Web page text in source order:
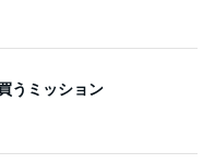
うミッション